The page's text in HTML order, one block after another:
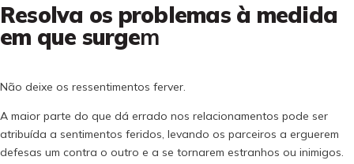
Resolva os problemas à medida
em que surgem
Não deixe os ressentimentos ferver.
A maior parte do que dá errado nos relacionamentos pode ser
atribuída a sentimentos feridos, levando os parceiros a erguerem
defesas um contra o outro e a se tornarem estranhos ou inimigos.